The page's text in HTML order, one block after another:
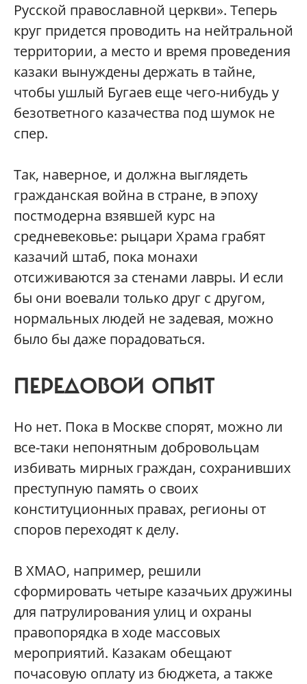
Русской православной церкви». Теперь
круг придется проводить на нейтральной
территории, а место и время проведения
казаки вынуждены держать в тайне,
чтобы ушлый Бугаев еще чего-нибудь у
безответного казачества под шумок не
спер.
Так, наверное, и должна выглядеть
гражданская война в стране, в эпоху
постмодерна взявшей курс на
средневековье: рыцари Храма грабят
казачий штаб, пока монахи
отсиживаются за стенами лавры. И если
бы они воевали только друг с другом,
нормальных людей не задевая, можно
было бы даже порадоваться.
ПЕРЕДОВОЙ ОПЫТ
Но нет. Пока в Москве спорят, можно ли
все-таки непонятным добровольцам
избивать мирных граждан, сохранивших
преступную память о своих
конституционных правах, регионы от
споров переходят к делу.
В ХМАО, например, решили
сформировать четыре казачьих дружины
для патрулирования улиц и охраны
правопорядка в ходе массовых
мероприятий. Казакам обещают
почасовую оплату из бюджета, а также